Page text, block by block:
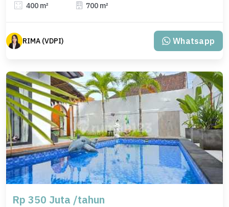
400 m² 700 m²
RIMA (VDPI) Whatsapp
Rp 350 Juta /tahun